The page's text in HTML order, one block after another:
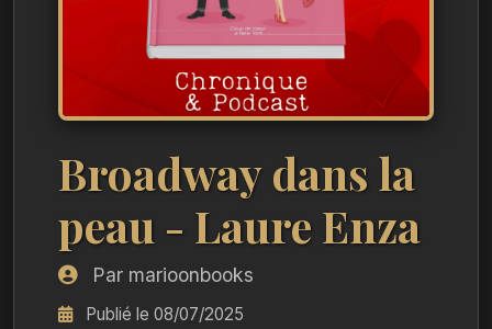
Broadway dans la
peau - Laure Enza
Par marioonbooks
Publié le 08/07/2025